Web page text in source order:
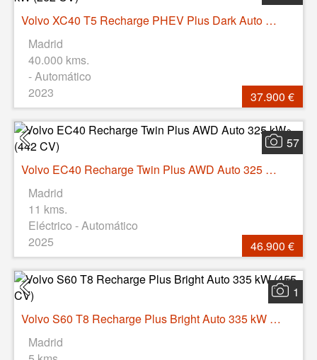
Volvo XC40 T5 Recharge PHEV Plus Dark Auto 193 kW (262 CV)
Madrid
40.000 kms.
- Automático
2023
37.900 €
57
Volvo EC40 Recharge Twin Plus AWD Auto 325 kW (442 CV)
Madrid
11 kms.
Eléctrico - Automático
2025
46.900 €
1
Volvo S60 T8 Recharge Plus Bright Auto 335 kW (455 CV)
Madrid